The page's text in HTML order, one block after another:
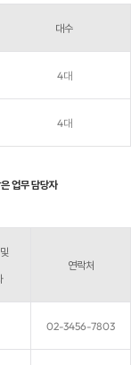
대수
4대
4대
업무 담당자
연락처
02-3456-7803